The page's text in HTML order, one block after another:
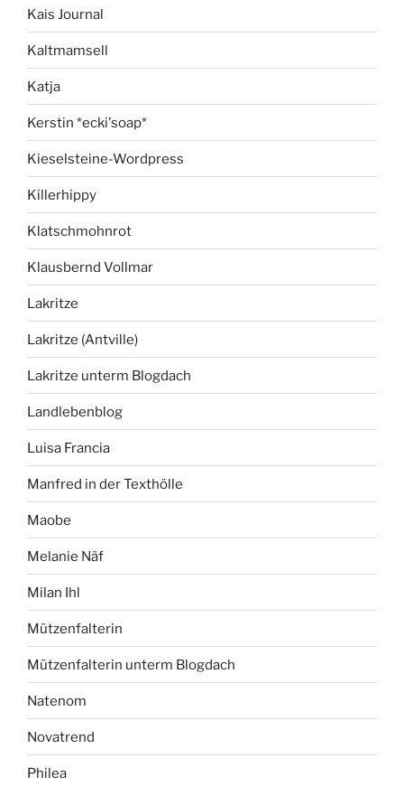
Kais Journal
Kaltmamsell
Katja
Kerstin *ecki'soap*
Kieselsteine-Wordpress
Killerhippy
Klatschmohnrot
Klausbernd Vollmar
Lakritze
Lakritze (Antville)
Lakritze unterm Blogdach
Landlebenblog
Luisa Francia
Manfred in der Texthölle
Maobe
Melanie Näf
Milan Ihl
Mützenfalterin
Mützenfalterin unterm Blogdach
Natenom
Novatrend
Philea